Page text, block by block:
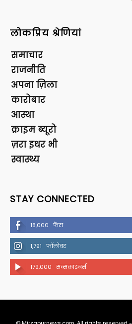
लोकप्रिय श्रेणियां
समाचार
राजनीति
अपना ज़िला
कारोबार
आस्था
क्राइम ब्यूरो
ज़रा इधर भी
स्वास्थ्य
STAY CONNECTED
18,000 फैंस
1,791 फॉलोवर
179,000 सब्सक्राइबर्स